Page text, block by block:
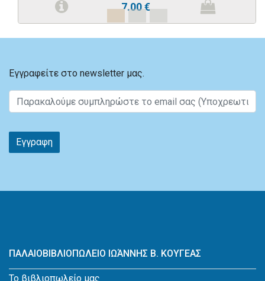
7.00€
Εγγραφείτε στο newsletter μας.
Εγγραφη
ΠΑΛΑΙΟΒΙΒΛΙΟΠΩΛΕΙΟ ΙΩΆΝΝΗΣ Β. ΚΟΥΓΕΑΣ
Το βιβλιοπωλείο μας